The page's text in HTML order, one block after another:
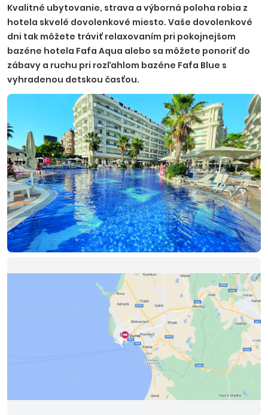
Kvalitné ubytovanie, strava a výborná poloha robia z
hotela skvelé dovolenkové miesto. Vaše dovolenkové
dni tak môžete tráviť relaxovaním pri pokojnejšom
bazéne hotela Fafa Aqua alebo sa môžete ponoriť do
zábavy a ruchu pri rozľahlom bazéne Fafa Blue s
vyhradenou detskou časťou.